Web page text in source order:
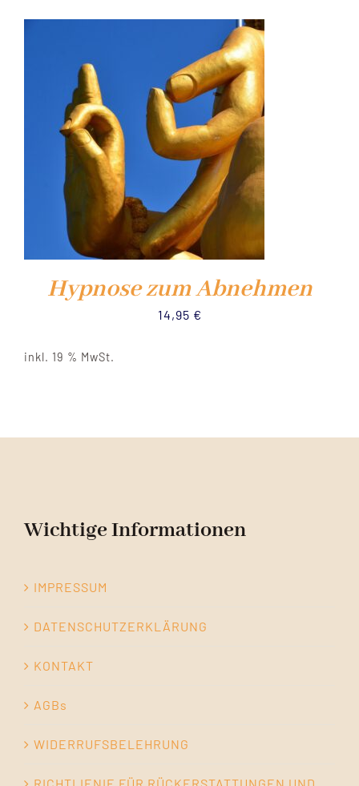
YOUTUBE
KURS PRÜFUNG
WARENKORB
Hypnose zum Abnehmen
14,95 €
inkl. 19 % MwSt.
Wichtige Informationen
IMPRESSUM
DATENSCHUTZERKLÄRUNG
KONTAKT
AGBs
WIDERRUFSBELEHRUNG
RICHTLIENIE FÜR RÜCKERSTATTUNGEN UND